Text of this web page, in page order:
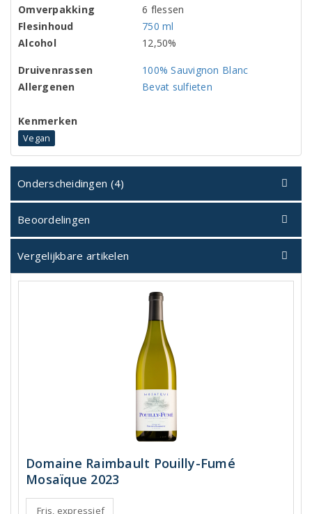
Omverpakking
6 flessen
Flesinhoud
750 ml
Alcohol
12,50%
Druivenrassen
100% Sauvignon Blanc
Allergenen
Bevat sulfieten
Kenmerken
Vegan
Onderscheidingen (4)
Beoordelingen
Vergelijkbare artikelen
Domaine Raimbault Pouilly-Fumé
Mosaïque 2023
Fris, expressief